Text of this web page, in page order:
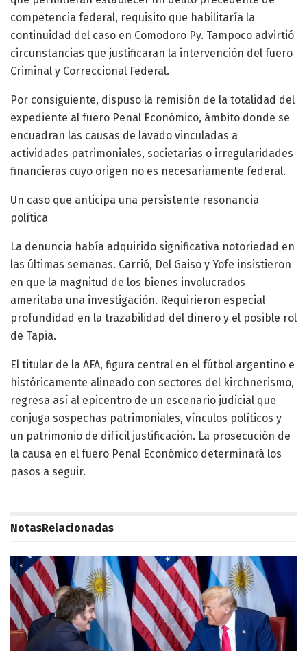
competencia federal, requisito que habilitaría la
continuidad del caso en Comodoro Py. Tampoco advirtió
circunstancias que justificaran la intervención del fuero
Criminal y Correccional Federal.
Por consiguiente, dispuso la remisión de la totalidad del
expediente al fuero Penal Económico, ámbito donde se
encuadran las causas de lavado vinculadas a
actividades patrimoniales, societarias o irregularidades
financieras cuyo origen no es necesariamente federal.
Un caso que anticipa una persistente resonancia
política
La denuncia había adquirido significativa notoriedad en
las últimas semanas. Carrió, Del Gaiso y Yofe insistieron
en que la magnitud de los bienes involucrados
ameritaba una investigación. Requirieron especial
profundidad en la trazabilidad del dinero y el posible rol
de Tapia.
El titular de la AFA, figura central en el fútbol argentino e
históricamente alineado con sectores del kirchnerismo,
regresa así al epicentro de un escenario judicial que
conjuga sospechas patrimoniales, vínculos políticos y
un patrimonio de difícil justificación. La prosecución de
la causa en el fuero Penal Económico determinará los
pasos a seguir.
NotasRelacionadas